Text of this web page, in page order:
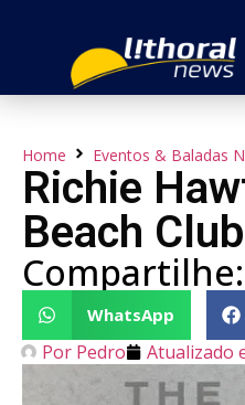
Home Eventos & Baladas
Richie
Beach
Compartilhe:
WhatsApp
Por Pedro Atualizado